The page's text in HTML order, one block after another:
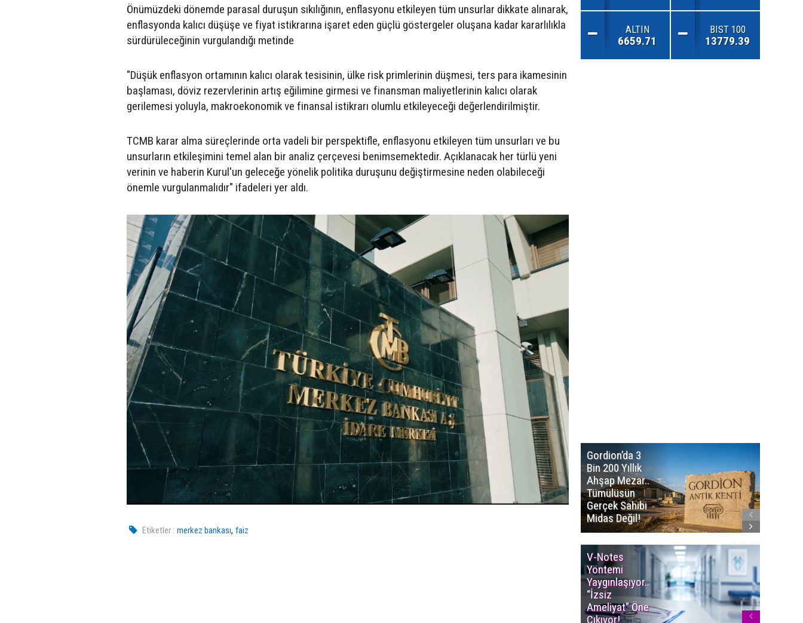
Önümüzdeki dönemde parasal duruşun sıkılığının, enflasyonu etkileyen tüm unsurlar dikkate alınarak,
enflasyonda kalıcı düşüşe ve fiyat istikrarına işaret eden güçlü göstergeler oluşana kadar kararlılıkla
sürdürüleceğinin vurgulandığı metinde
"Düşük enflasyon ortamının kalıcı olarak tesisinin, ülke risk primlerinin düşmesi, ters para ikamesinin
başlaması, döviz rezervlerinin artış eğilimine girmesi ve finansman maliyetlerinin kalıcı olarak
gerilemesi yoluyla, makroekonomik ve finansal istikrarı olumlu etkileyeceği değerlendirilmiştir.
TCMB karar alma süreçlerinde orta vadeli bir perspektifle, enflasyonu etkileyen tüm unsurları ve bu
unsurların etkileşimini temel alan bir analiz çerçevesi benimsemektedir. Açıklanacak her türlü yeni
verinin ve haberin Kurul'un geleceğe yönelik politika duruşunu değiştirmesine neden olabileceği
önemle vurgulanmalıdır" ifadeleri yer aldı.
Etiketler : merkez bankası,faiz
ALTIN
6659.71
BIST 100
13779.39
Gordion’da 3
Bin 200 Yıllık
Ahşap Mezar..
Tümülüsün
Gerçek Sahibi
Midas Değil!
V-Notes
Yöntemi
Yaygınlaşıyor..
“İzsiz
Ameliyat” Öne
Çıkıyor!